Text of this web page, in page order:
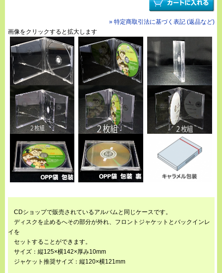
» 特定商取引法に基づく表記 (返品など)
画像をクリックすると拡大します
CDショップで販売されているアルバムと同じケースです。
ディスクを止めるへその部分が外れ、フロントジャケットとバックインレ
イを
セットすることができます。
サイズ：縦125×横142×厚み10mm
ジャケット推奨サイズ：縦120×横121mm